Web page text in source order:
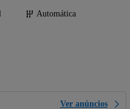
Automática
Ver anúncios